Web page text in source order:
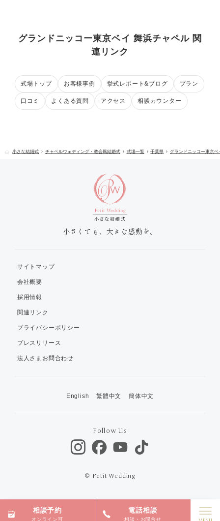
グランドニッコー東京ベイ 舞浜チャペル 関
連リンク
式場トップ お客様事例 挙式レポート&ブログ プラン
口コミ よくある質問 アクセス 相談カウンター
小さな結婚式 チャペルウェディング・教会風結婚式 式場一覧 千葉県 グランドニッコー東京
相談予約
オンライン可
電話相談
相談・お問合せ
小さくても、大きな感動を。
サイトマップ
会社概要
採用情報
関連リンク
プライバシーポリシー
プレスリリース
法人さまお問合わせ
English 繁體中文 簡体中文
Follow Us
© Petit Wedding